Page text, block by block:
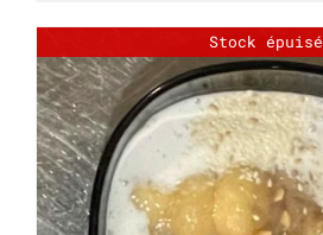
Stock épuisé